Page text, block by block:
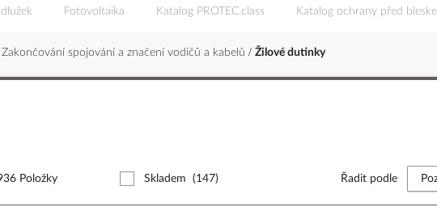
Fotovoltaika Katalog PROTEC.class Katalog ochrany před
Zakončování spojování a značení vodičů a kabelů Žilové dutinky
Položky Skladem (147) Řadit podle